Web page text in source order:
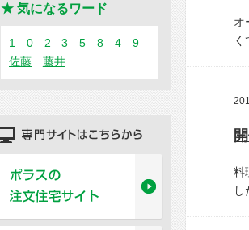
オ
く
料
し
★ 気になるワード
1 0 2 3 5 8 4
9
佐藤
藤井